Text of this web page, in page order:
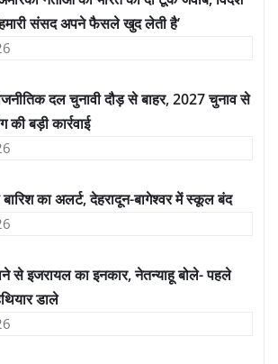
संसद अपने फैसले खुद लेती है’
दल चुनावी दौड़ से बाहर, 2027 चुनाव से
बड़ी कार्रवाई
बारिश का अलर्ट, देहरादून-बागेश्वर में स्कूल बंद
से इजरायल का इनकार, नेतन्याहू बोले- पहले
डाले